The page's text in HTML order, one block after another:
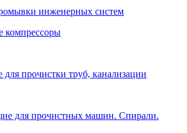
инженерных систем
для прочистки труб, канализации
для прочистных машин. Спирали.